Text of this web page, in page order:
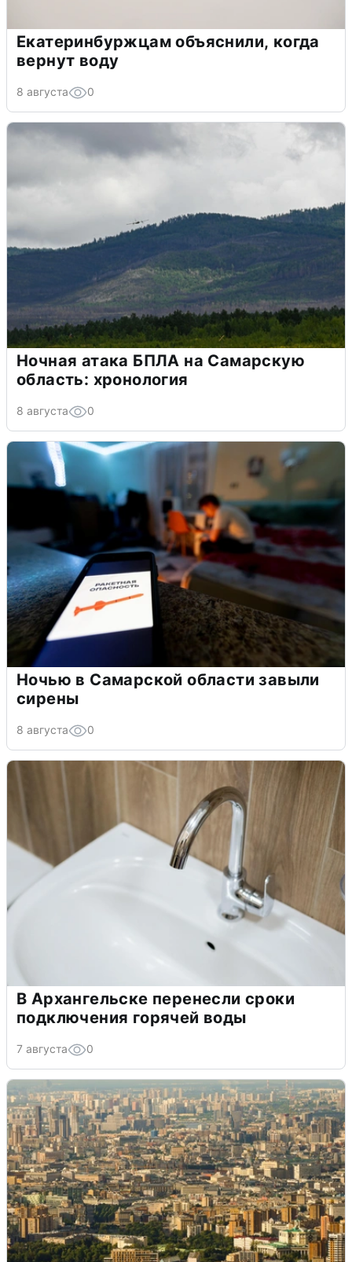
Екатеринбуржцам объяснили, когда
вернут воду
8 августа 0
Ночная атака БПЛА на Самарскую
область: хронология
8 августа 0
Ночью в Самарской области завыли
сирены
8 августа 0
В Архангельске перенесли сроки
подключения горячей воды
7 августа 0